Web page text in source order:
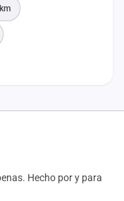
Hecho por y para